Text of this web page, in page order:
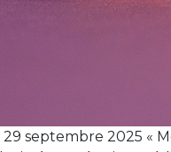
29 septembre 2025 «